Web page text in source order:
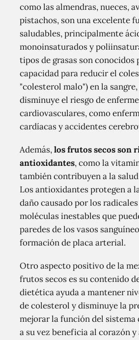
como las almendras, nueces,
pistachos, son una excelente
saludables, principalmente
monoinsaturados y
tipos de grasas son conocidos
capacidad para reducir el
"colesterol malo") en la
disminuye el riesgo de
cardiovasculares, como
cardíacas y accidentes
Además,los frutos secos son
antioxidantes, como la
también contribuyen a la
Los antioxidantes protegen a
daño causado por los
moléculas inestables que
paredes de los vasos
formación de placa arterial.
Otro aspecto positivo de la
frutos secos es su contenido
dietética ayuda a mantener
de colesterol y disminuye la
mejorar la función del sistema
a su vez beneficia al corazón y